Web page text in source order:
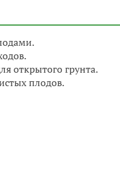
открытого грунта.
плодов.